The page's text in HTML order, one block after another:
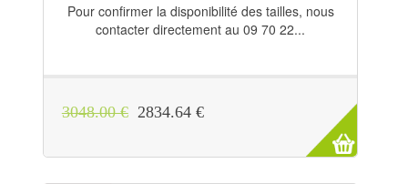
Pour confirmer la disponibilité des tailles, nous
contacter directement au 09 70 22...
3048.00 € 2834.64 €